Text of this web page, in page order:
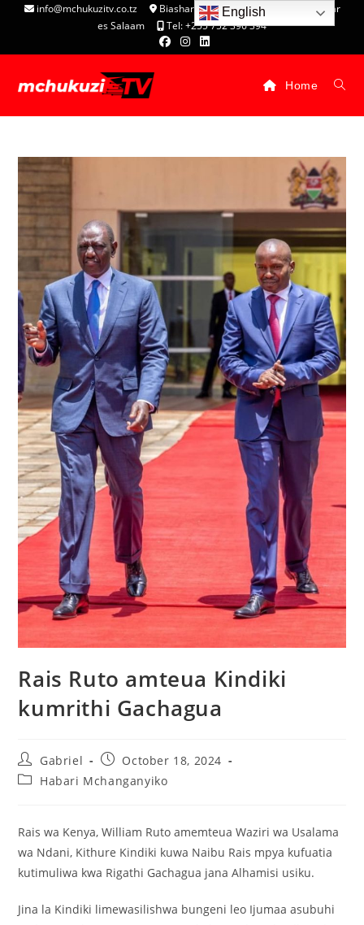
info@mchukuzitv.co.tz
Biashara Complex - P.O. Box 25074, Dar
es Salaam
Tel: +255 752 396 394
Home
Rais Ruto amteua Kindiki
kumrithi Gachagua
Gabriel
October 18, 2024
Habari Mchanganyiko
Rais wa Kenya, William Ruto amemteua Waziri wa Usalama
wa Ndani, Kithure Kindiki kuwa Naibu Rais mpya kufuatia
kutimuliwa kwa Rigathi Gachagua jana Alhamisi usiku.
Jina la Kindiki limewasilishwa bungeni leo Ijumaa asubuhi
English